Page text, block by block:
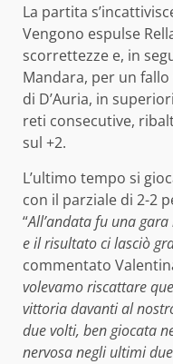
La partita
Vengono espulse
scorrettezze e, in
Mandara, per un
di D’Auria, in
reti consecutive,
sul +2.
L’ultimo tempo si
con il parziale di 2-2
“All’andata fu una
e il risultato ci lasciò
commentato
volevamo riscattare
vittoria davanti al
due volti, ben giocata
nervosa negli ultimi